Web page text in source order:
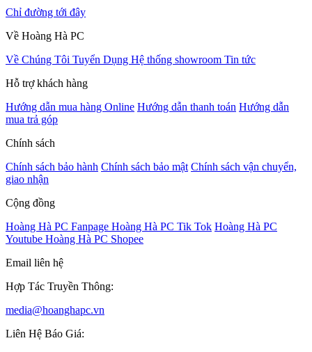
Chỉ đường tới đây
Về Hoàng Hà PC
Về Chúng Tôi Tuyển Dụng Hệ thống showroom Tin tức
Hỗ trợ khách hàng
Hướng dẫn mua hàng Online Hướng dẫn thanh toán Hướng dẫn
mua trả góp
Chính sách
Chính sách bảo hành Chính sách bảo mật Chính sách vận chuyển,
giao nhận
Cộng đồng
Hoàng Hà PC Fanpage Hoàng Hà PC Tik Tok Hoàng Hà PC
Youtube Hoàng Hà PC Shopee
Email liên hệ
Hợp Tác Truyền Thông:
media@hoanghapc.vn
Liên Hệ Báo Giá: